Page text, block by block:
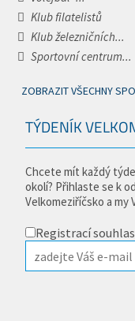
Klub filatelistů
Klub železničních...
Sportovní centrum...
ZOBRAZIT VŠECHNY
TÝDENÍK
Chcete mít každý
okolí? Přihlaste se k
Velkomeziříčsko a my
Registrací